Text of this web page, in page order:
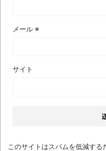
メール ※
サイト
このサイトはスパムを低減する